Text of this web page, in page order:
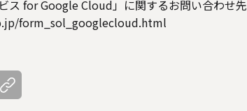
ス for Google Cloud」に関するお問い合わせ先
form_sol_googlecloud.html